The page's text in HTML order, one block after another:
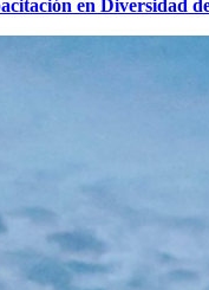
en Diversidad